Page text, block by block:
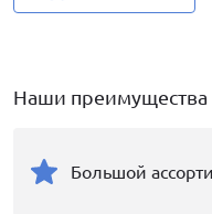
Наши преимущества
Большой